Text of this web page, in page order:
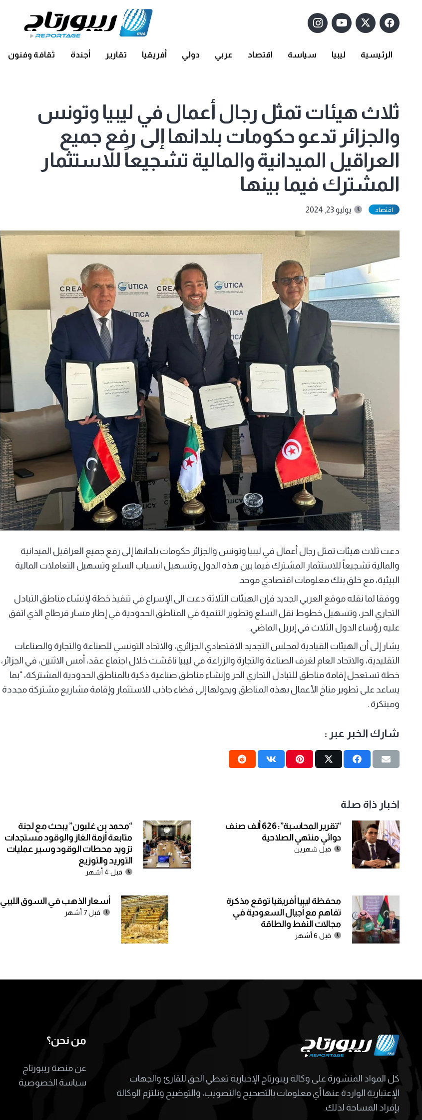
الرئيسية ليبيا سياسة اقتصاد عربي دولي أفريقيا تقارير أجندة ثقافة وفنون
ثلاث هيئات تمثل رجال أعمال في ليبيا وتونس
والجزائر تدعو حكومات بلدانها إلى رفع جميع
العراقيل الميدانية والمالية تشجيعاً للاستثمار
المشترك فيما بينها
اقتصاد يوليو 23, 2024
دعت ثلاث هيئات تمثل رجال أعمال في ليبيا وتونس والجزائر حكومات بلدانها إلى رفع جميع العراقيل الميدانية
والمالية تشجيعاً للاستثمار المشترك فيما بين هذه الدول وتسهيل انسياب السلع وتسهيل التعاملات المالية
البيئية، مع خلق بنك معلومات اقتصادي موحد.
ووفقا لما نقله موقع العربي الجديد فإن الهيئات الثلاثة دعت الى الإسراع في تنفيذ خطة لإنشاء مناطق التبادل
التجاري الحر، وتسهيل خطوط نقل السلع وتطوير التنمية في المناطق الحدودية في إطار مسار قرطاج الذي اتفق
عليه رؤساء الدول الثلاث في إبريل الماضي.
يشار إلى أن الهيئات القيادية لمجلس التجديد الاقتصادي الجزائري، والاتحاد التونسي للصناعة والتجارة والصناعات
التقليدية، والاتحاد العام لغرف الصناعة والتجارة والزراعة في ليبيا ناقشت خلال اجتماع عقد، أمس الاثنين، في الجزائر،
خطة تستعجل إقامة مناطق للتبادل التجاري الحر وإنشاء مناطق صناعية ذكية بالمناطق الحدودية المشتركة، “بما
يساعد على تطوير مناخ الأعمال بهذه المناطق ويحولها إلى فضاء جاذب للاستثمار وإقامة مشاريع مشتركة مجددة
ومبتكرة .
شارك الخبر عبر :
اخبار ذاة صلة
“تقرير المحاسبة”: 626 ألف صنف
دوائي منتهي الصلاحية
قبل شهرين
“محمد بن غلبون” يبحث مع لجنة
متابعة أزمة الغاز والوقود مستجدات
تزويد محطات الوقود وسير عمليات
التوريد والتوزيع
قبل 4 أشهر
محفظة ليبيا أفريقيا توقع مذكرة
تفاهم مع أجيال السعودية في
مجالات النفط والطاقة
قبل 6 أشهر
أسعار الذهب في السوق الليبي
قبل 7 أشهر
كل المواد المنشورة على وكالة ريبورتاج الإخبارية تعطي الحق للقارئ والجهات
الإعتبارية الواردة عنها أي معلومات بالتصحيح والتصويب، والتوضيح وتلتزم الوكالة
بإفراد المساحة لذلك.
من نحن؟
عن منصة ريبورتاج
سياسة الخصوصية